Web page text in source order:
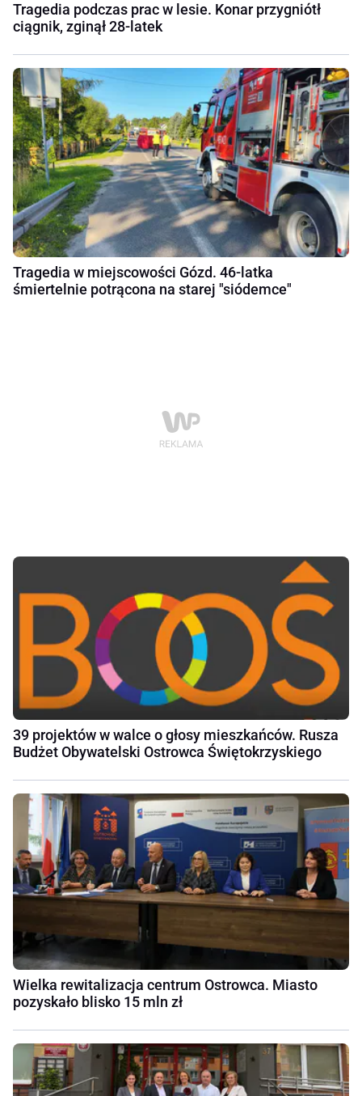
Tragedia podczas prac w lesie. Konar przygniótł
ciągnik, zginął 28-latek
Tragedia w miejscowości Gózd. 46-latka
śmiertelnie potrącona na starej "siódemce"
39 projektów w walce o głosy mieszkańców. Rusza
Budżet Obywatelski Ostrowca Świętokrzyskiego
Wielka rewitalizacja centrum Ostrowca. Miasto
pozyskało blisko 15 mln zł